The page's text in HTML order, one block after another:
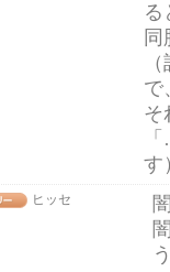
る
で
そ
す
ヒッセ